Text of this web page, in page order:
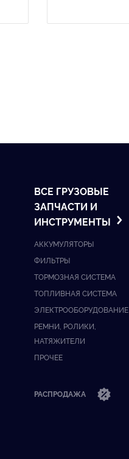
ВСЕ ГРУЗОВЫЕ
ЗАПЧАСТИ И
ИНСТРУМЕНТЫ
АККУМУЛЯТОРЫ
ФИЛЬТРЫ
ТОРМОЗНАЯ СИСТЕМА
ТОПЛИВНАЯ СИСТЕМА
ЭЛЕКТРООБОРУДОВАНИЕ
РЕМНИ, РОЛИКИ,
НАТЯЖИТЕЛИ
ПРОЧЕЕ
РАСПРОДАЖА